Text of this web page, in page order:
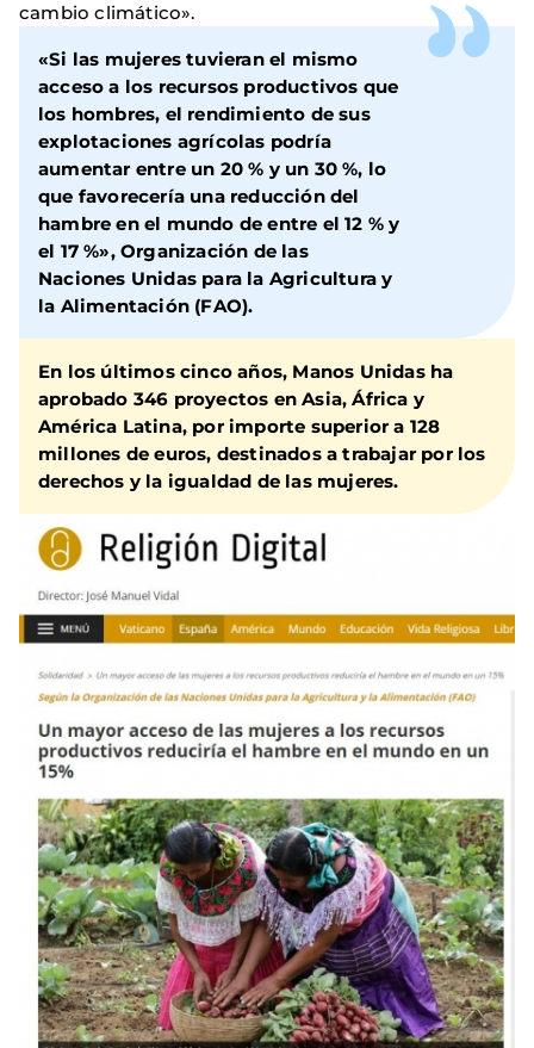
cambio climático».
«Si las mujeres tuvieran el mismo
acceso a los recursos productivos que
los hombres, el rendimiento de sus
explotaciones agrícolas podría
aumentar entre un 20 % y un 30 %, lo
que favorecería una reducción del
hambre en el mundo de entre el 12 % y
el 17 %», Organización de las
Naciones Unidas para la Agricultura y
la Alimentación (FAO).
En los últimos cinco años, Manos Unidas ha
aprobado 346 proyectos en Asia, África y
América Latina, por importe superior a 128
millones de euros, destinados a trabajar por los
derechos y la igualdad de las mujeres.